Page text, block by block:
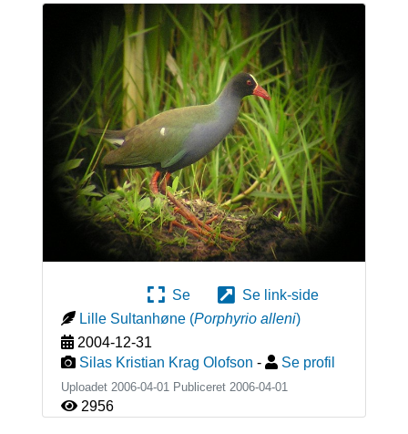
Se
Se link-side
Lille Sultanhøne (Porphyrio alleni)
2004-12-31
Silas Kristian Krag Olofson - Se profil
Uploadet 2006-04-01 Publiceret 2006-04-01
2956